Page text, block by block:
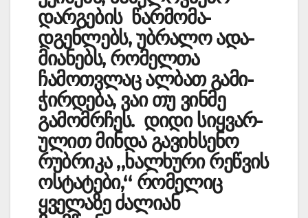
დარგების წარმო­მა­
დგენლებს, უბრა­ლო ადა­
მიანებს, რომელთა
ჩამოთვ­ლაც ალ­ბათ გამი­
ჭირ­დება, ვაი თუ ვინმე
გამომრჩეს. დიდი სიყვარ­
ულით მინდა გავიხსენო
რუბრიკა „ხა­ლ­­ხური რე­წვის
ოსტატები,“ რომელიც
ყველაზე ძალიან